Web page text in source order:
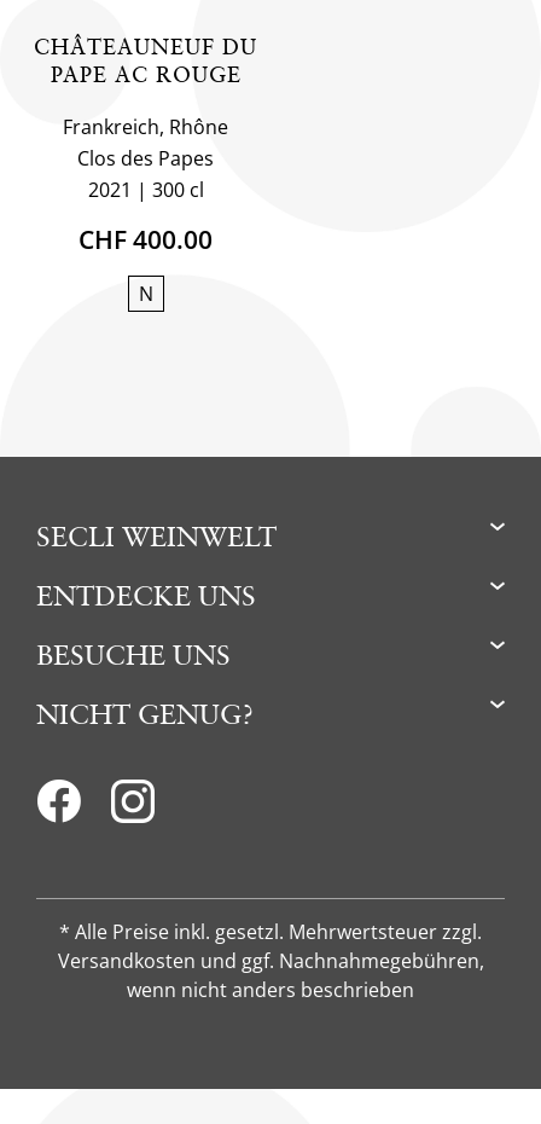
CHÂTEAUNEUF DU
PAPE AC ROUGE
Frankreich, Rhône
Clos des Papes
2021
300 cl
CHF 400.00
N
SECLI WEINWELT
ENTDECKE UNS
BESUCHE UNS
NICHT GENUG?
* Alle Preise inkl. gesetzl. Mehrwertsteuer zzgl.
Versandkosten und ggf. Nachnahmegebühren,
wenn nicht anders beschrieben